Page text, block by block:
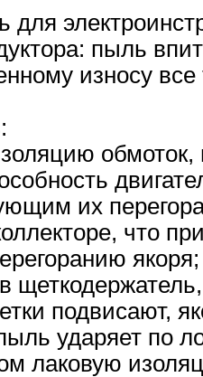
пыль
износу
их
что
якоря;
подвисают,
ударяет по
лаковую